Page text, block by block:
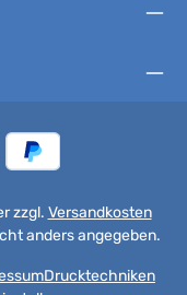
zzgl. Versandkosten
anders angegeben.
Drucktechniken